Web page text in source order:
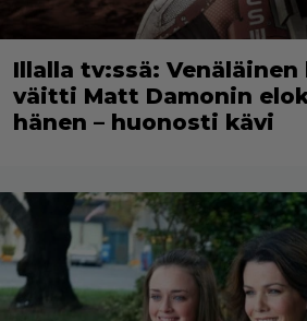
Illalla tv:ssä:
väitti Matt Damonin
hänen – huonosti kävi